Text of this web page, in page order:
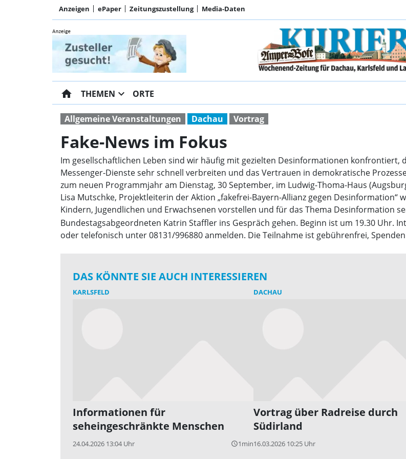
Anzeigen ePaper Zeitungszustellung Media-Daten
Fake-News im
home THEMEN expand_more ORTE
Allgemeine Veranstaltungen Dachau Vortrag
Fake-News im Fokus
Im gesellschaftlichen Leben sind wir häufig mit gezielten Desinformationen konfrontiert,
Messenger-Dienste sehr schnell verbreiten und das Vertrauen in demokratische
zum neuen Programmjahr am Dienstag, 30 September, im Ludwig-Thoma-Haus
Lisa Mutschke, Projektleiterin der Aktion „fakefrei-Bayern-Allianz gegen
Kindern, Jugendlichen und Erwachsenen vorstellen und für das Thema Desinformation
Bundestagsabgeordneten Katrin Staffler ins Gespräch gehen. Beginn ist um 19.30 Uhr.
oder telefonisch unter 08131/996880 anmelden. Die Teilnahme ist gebührenfrei,
DAS KÖNNTE SIE AUCH INTERESSIEREN
KARLSFELD
Informationen für
seheingeschränkte Menschen
24.04.2026 13:04 Uhr query_builder1min
DACHAU
Vortrag über Radreise durch
Südirland
16.03.2026 10:25 Uhr